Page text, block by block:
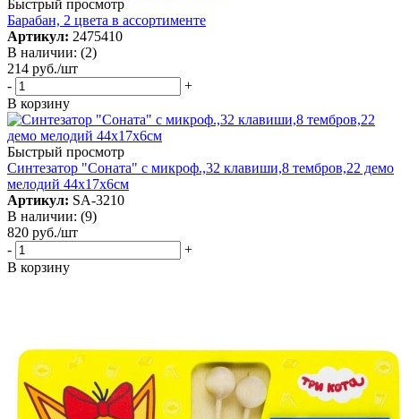
Быстрый просмотр
Барабан, 2 цвета в ассортименте
Артикул: 2475410
В наличии: (2)
214 руб./шт
-
+
В корзину
Быстрый просмотр
Синтезатор "Соната" c микроф.,32 клавиши,8 тембров,22 демо
мелодий 44х17х6см
Артикул: SA-3210
В наличии: (9)
820 руб./шт
-
+
В корзину